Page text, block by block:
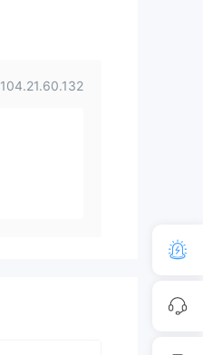
104.21.60.132